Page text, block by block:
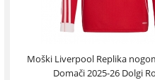
Moški Liverpool Replika
Domači 2025-26 Dolgi